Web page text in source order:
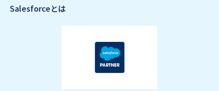
Salesforceとは